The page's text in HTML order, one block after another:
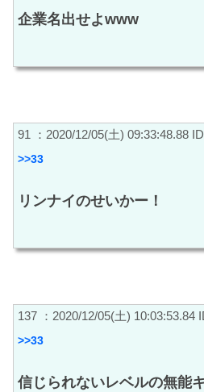
企業名出せよwww
91 ：2020/12/05(土) 09:33:48.88
>>33
リンナイのせいかー！
137 ：2020/12/05(土) 10:03:53.84
>>33
信じられないレベルの無能